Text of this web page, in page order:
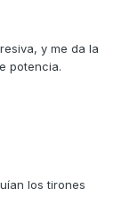
y me da la
potencia.
los tirones